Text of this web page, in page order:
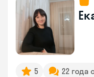
5 22 года